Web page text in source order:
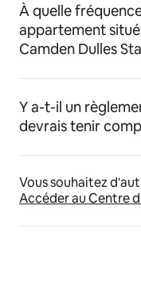
À quelle
appartement
Camden Dulles
Y a-t-il un
devrais tenir
Vous souhaitez
Accéder au Centre